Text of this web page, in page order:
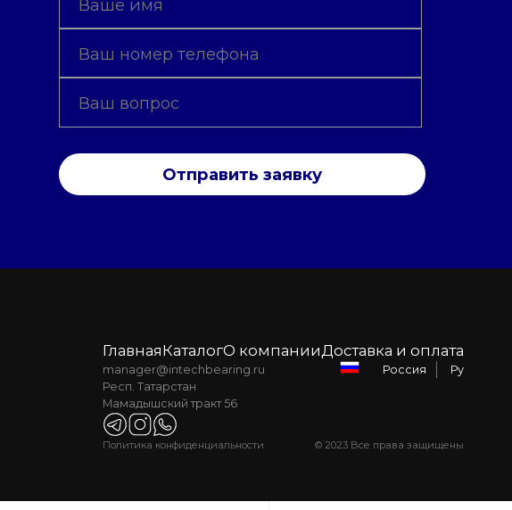
Отправить заявку
ГлавнаяКаталогО компанииДоставка и оплата
manager@intechbearing.ru
Респ. Татарстан
Мамадышский тракт 56
Россия Ру
Политика конфиденциальности © 2023 Все права защищены